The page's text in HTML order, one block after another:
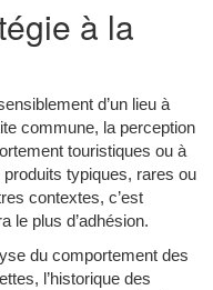
à la
d’un lieu à
commune, la perception
touristiques ou à
typiques, rares ou
contextes, c’est
le plus d’adhésion.
du comportement des
l’historique des